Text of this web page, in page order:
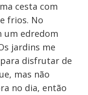
cesta com
frios. No
um edredom
jardins me
disfrutar de
mas não
no dia, então